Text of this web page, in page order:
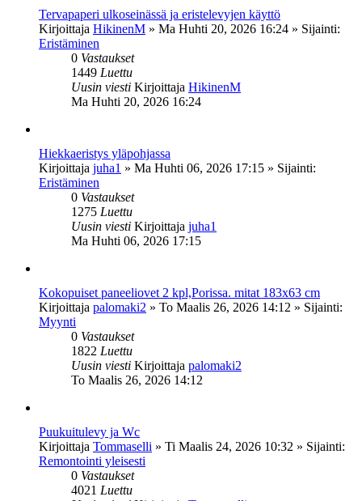
Tervapaperi ulkoseinässä ja eristelevyjen käyttö
Kirjoittaja HikinenM » Ma Huhti 20, 2026 16:24 » Sijainti:
Eristäminen
0 Vastaukset
1449 Luettu
Uusin viesti Kirjoittaja HikinenM
Ma Huhti 20, 2026 16:24
Hiekkaeristys yläpohjassa
Kirjoittaja juha1 » Ma Huhti 06, 2026 17:15 » Sijainti:
Eristäminen
0 Vastaukset
1275 Luettu
Uusin viesti Kirjoittaja juha1
Ma Huhti 06, 2026 17:15
Kokopuiset paneeliovet 2 kpl,Porissa. mitat 183x63 cm
Kirjoittaja palomaki2 » To Maalis 26, 2026 14:12 » Sijainti:
Myynti
0 Vastaukset
1822 Luettu
Uusin viesti Kirjoittaja palomaki2
To Maalis 26, 2026 14:12
Puukuitulevy ja Wc
Kirjoittaja Tommaselli » Ti Maalis 24, 2026 10:32 » Sijainti:
Remontointi yleisesti
0 Vastaukset
4021 Luettu